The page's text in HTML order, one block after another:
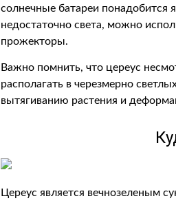
солнечные батареи понадобится
недостаточно света, можно
прожекторы.
Важно помнить, что цереус
располагать в черезмерно
вытягиванию растения и
Цереус является вечнозеленым